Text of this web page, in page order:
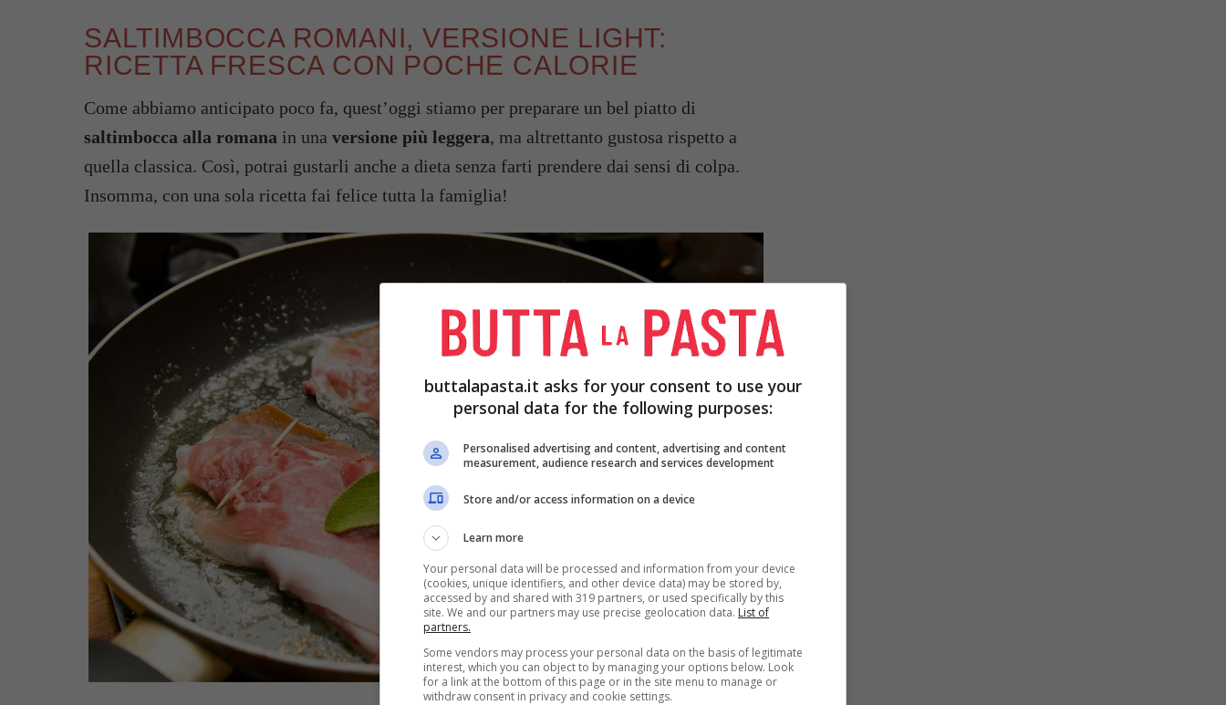
SALTIMBOCCA ROMANI, VERSIONE LIGHT:
RICETTA FRESCA CON POCHE CALORIE
Come abbiamo anticipato poco fa, quest’oggi stiamo per preparare un bel piatto di
saltimbocca alla romana in una versione più leggera, ma altrettanto gustosa rispetto a
quella classica. Così, potrai gustarli anche a dieta senza farti prendere dai sensi di colpa.
Insomma, con una sola ricetta fai felice tutta la famiglia!
Saltimbocca romani: la ricetta light ricca di gusto (Buttalapasta.it)
buttalapasta.it asks for your consent to use your
personal data for the following purposes:
Personalised advertising and content, advertising and content
measurement, audience research and services development
Store and/or access information on a device
Learn more
Your personal data will be processed and information from your device
(cookies, unique identifiers, and other device data) may be stored by,
accessed by and shared with 319 partners, or used specifically by this
site. We and our partners may use precise geolocation data. List of
partners.
Some vendors may process your personal data on the basis of legitimate
interest, which you can object to by managing your options below. Look
for a link at the bottom of this page or in the site menu to manage or
withdraw consent in privacy and cookie settings.